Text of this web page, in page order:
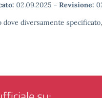
02.09.2025 - Revisione:
dove diversamente